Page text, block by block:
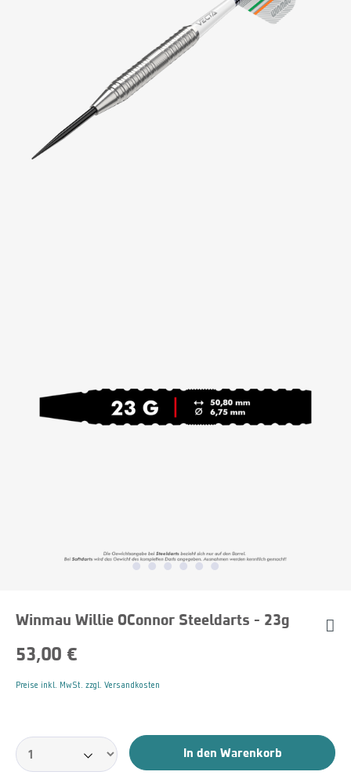
Winmau Willie OConnor Steeldarts - 23g
53,00 €
Preise inkl. MwSt. zzgl. Versandkosten
In den Warenkorb